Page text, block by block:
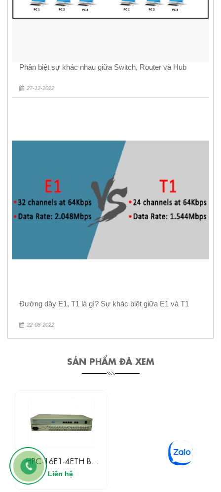
Phân biệt sự khác nhau giữa Switch, Router và Hub
27-12-2022
Đường dây E1, T1 là gì? Sự khác biệt giữa E1 và T1
22-08-2022
SẢN PHẨM ĐÃ XEM
HPC-16E1-4ETH Bộ
Chuyển Đổi 16E1 Sang
4Ethernet
Liên hệ